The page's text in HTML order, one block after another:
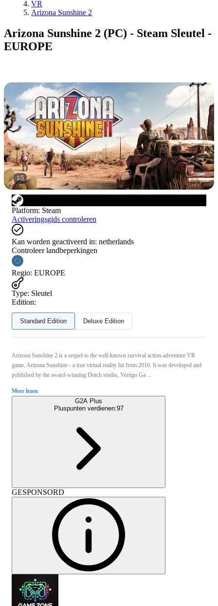
VR
Arizona Sunshine 2
Arizona Sunshine 2 (PC) - Steam Sleutel -
EUROPE
1/5
Platform: Steam
Activeringsgids controleren
Kan worden geactiveerd in: netherlands
Controleer landbeperkingen
Regio: EUROPE
Type: Sleutel
Edition:
Standard Edition Deluxe Edition
Arizona Sunshine 2 is a sequel to the well-known survival action-adventure VR
game, Arizona Sunshine - a true virtual reality hit from 2016. It was developed and
published by the award-winning Dutch studio, Vertigo Ga ...
Meer lezen
G2A Plus
Pluspunten verdienen:97
GESPONSORD